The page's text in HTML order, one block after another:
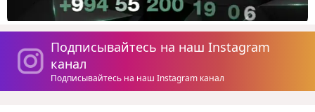
Подписывайтесь на наш Instagram
канал
Подписывайтесь на наш Instagram канал